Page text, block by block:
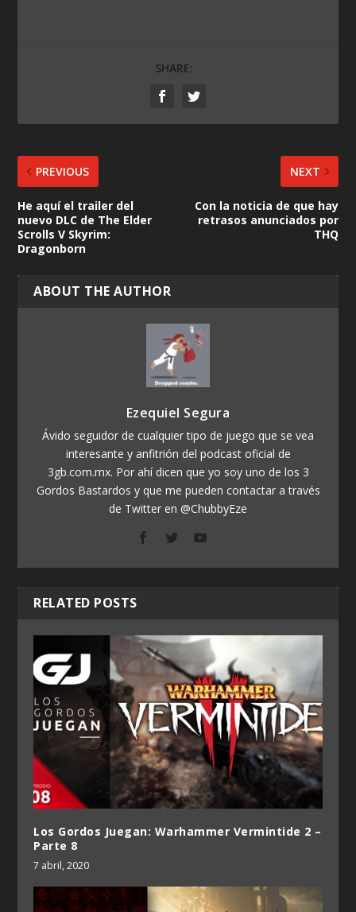
SHARE:
PREVIOUS
He aquí el trailer del
nuevo DLC de The Elder
Scrolls V Skyrim:
Dragonborn
NEXT
Con la noticia de que hay
retrasos anunciados por
THQ
ABOUT THE AUTHOR
Ezequiel Segura
Ávido seguidor de cualquier tipo de juego que se vea
interesante y anfitrión del podcast oficial de
3gb.com.mx. Por ahí dicen que yo soy uno de los 3
Gordos Bastardos y que me pueden contactar a través
de Twitter en @ChubbyEze
RELATED POSTS
Los Gordos Juegan: Warhammer Vermintide 2 –
Parte 8
7 abril, 2020